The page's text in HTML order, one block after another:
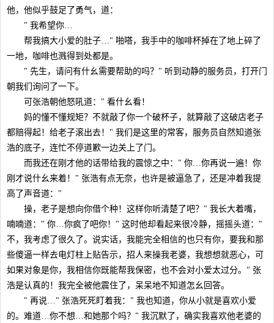
他，他似乎鼓足了勇气，道：
" 我希望你…
帮我搞大小爱的肚子…" 啪嗒，我手中的咖啡杯掉在了地上碎了
一地，咖啡也溅得到处都是。
" 先生，请问有什幺需要帮助的吗？" 听到动静的服务员，打开门
朝我们询问了一下。
可张浩朝他怒吼道：" 看什幺看！
妈的懂不懂规矩？不就敲了你一个破杯子，就算敲了这破店老子
都赔得起！给老子滚出去！" 我们是这里的常客，服务员自然知道张
浩的底子，连忙不停道歉一边关上了门。
而我还在刚才他的话带给我的震惊之中：" 你…你再说一遍！你
刚才说什幺来着！" 张浩有点无奈，也许是被逼急了，还是冲着我提
高了声音道："
操，老子是想向你借个种！这样你听清楚了吧？" 我长大着嘴，
喃喃道：" 你…你疯了吧你！" 这时他却看起来很冷静，摇摇头道："
不，我考虑了很久了。说实话，我能完全相信的也只有你，要我和那
些傻逼一样去电灯柱上贴告示，招人来操我老婆，我想想就恶心，可
如果对象是你，我相信你既能帮我保密，也不会对小爱太过分。" 张
浩是认真的！我完全被他震住了，呆呆地不知道怎幺回答。
" 再说…" 张浩死死盯着我：" 我也知道，你从小就是喜欢小爱
的。难道…你不想…和她那个吗？" 我沉默了，确实我喜欢他老婆的